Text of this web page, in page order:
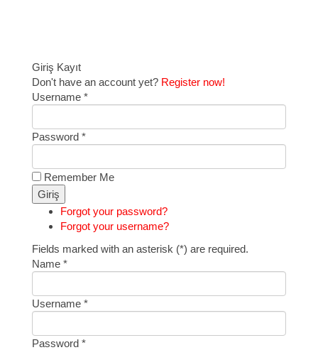
Giriş Kayıt
Don't have an account yet? Register now!
Username *
Password *
Remember Me
Forgot your password?
Forgot your username?
Fields marked with an asterisk (*) are required.
Name *
Username *
Password *